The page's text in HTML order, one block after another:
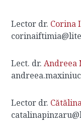
Lector dr. Corina
Lect. dr. Andreea
Lector dr.